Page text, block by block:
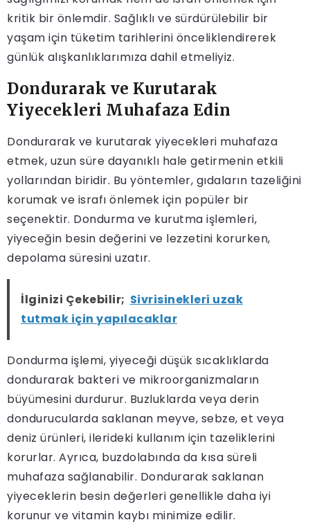
kritik bir önlemdir. Sağlıklı ve sürdürülebilir bir
yaşam için tüketim tarihlerini önceliklendirerek
günlük alışkanlıklarımıza dahil etmeliyiz.
Dondurarak ve Kurutarak
Yiyecekleri Muhafaza Edin
Dondurarak ve kurutarak yiyecekleri muhafaza
etmek, uzun süre dayanıklı hale getirmenin etkili
yollarından biridir. Bu yöntemler, gıdaların tazeliğini
korumak ve israfı önlemek için popüler bir
seçenektir. Dondurma ve kurutma işlemleri,
yiyeceğin besin değerini ve lezzetini korurken,
depolama süresini uzatır.
İlginizi Çekebilir; Sivrisinekleri uzak
tutmak için yapılacaklar
Dondurma işlemi, yiyeceği düşük sıcaklıklarda
dondurarak bakteri ve mikroorganizmaların
büyümesini durdurur. Buzluklarda veya derin
dondurucularda saklanan meyve, sebze, et veya
deniz ürünleri, ilerideki kullanım için tazeliklerini
korurlar. Ayrıca, buzdolabında da kısa süreli
muhafaza sağlanabilir. Dondurarak saklanan
yiyeceklerin besin değerleri genellikle daha iyi
korunur ve vitamin kaybı minimize edilir.